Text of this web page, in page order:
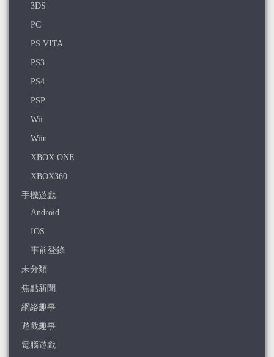
3DS
PC
PS VITA
PS3
PS4
PSP
Wii
Wiiu
XBOX ONE
XBOX360
手機遊戲
Android
IOS
事前登錄
未分類
焦點新聞
網絡趣事
遊戲趣事
電腦遊戲